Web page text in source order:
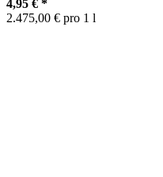
4,95 € *
2.475,00 € pro 1 l